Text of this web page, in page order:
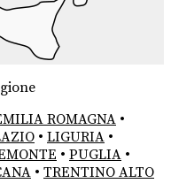
ROMAGNA •
• LIGURIA •
• PUGLIA •
• TRENTINO ALTO